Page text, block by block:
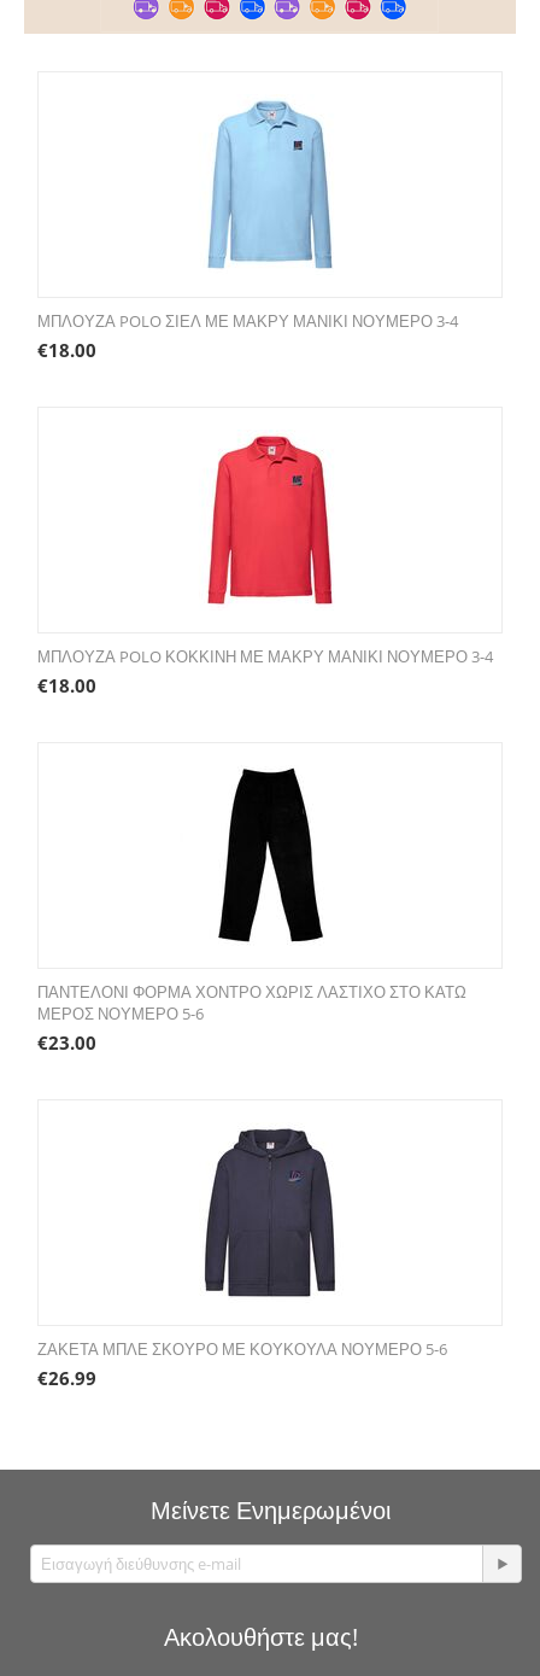
ΜΠΛΟΥΖΑ POLO ΣΙΕΛ ΜΕ ΜΑΚΡΥ ΜΑΝΙΚΙ ΝΟΥΜΕΡΟ 3-4
€18.00
ΜΠΛΟΥΖΑ POLO ΚΟΚΚΙΝΗ ΜΕ ΜΑΚΡΥ ΜΑΝΙΚΙ ΝΟΥΜΕΡΟ 3-4
€18.00
ΠΑΝΤΕΛΟΝΙ ΦΟΡΜΑ ΧΟΝΤΡΟ ΧΩΡΙΣ ΛΑΣΤΙΧΟ ΣΤΟ ΚΑΤΩ
ΜΕΡΟΣ ΝΟΥΜΕΡΟ 5-6
€23.00
ΖΑΚΕΤΑ ΜΠΛΕ ΣΚΟΥΡΟ ΜΕ ΚΟΥΚΟΥΛΑ ΝΟΥΜΕΡΟ 5-6
€26.99
Μείνετε Ενημερωμένοι
Ακολουθήστε μας!